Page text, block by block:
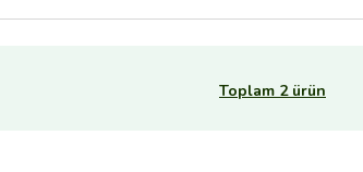
Toplam 2 ürün